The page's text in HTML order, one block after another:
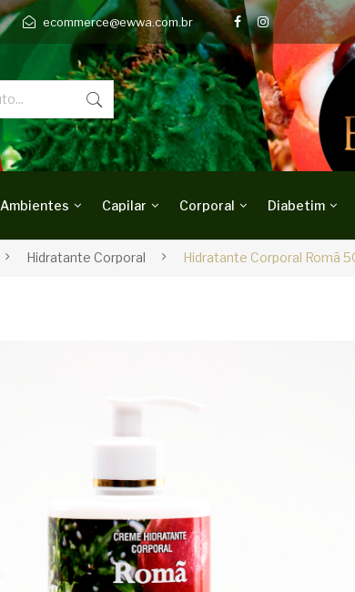
ecommerce@ewwa.com.br
Ambientes Capilar Corporal Diabetim
Hidratante Corporal Hidratante Corporal Romã